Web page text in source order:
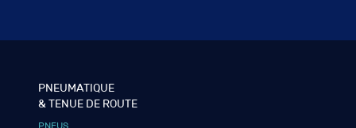
PNEUMATIQUE
& TENUE DE ROUTE
PNEUS